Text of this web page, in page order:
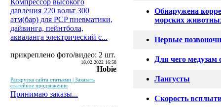
Компрессор высокого
давления 220 вольт 300
атм(бар) для PCP пневматики,
дайвинга, пейнтбола,
акваланга электрический c...
прикреплено фото/видео: 2 шт.
18.02.2022 16:58
Hobie
Раскрутка сайта статьями | Заказать
статейное продвижение
Принимаю заказы...
Обнаружена
морских
Первые
Для чего медузам
Лангусты
Скорость